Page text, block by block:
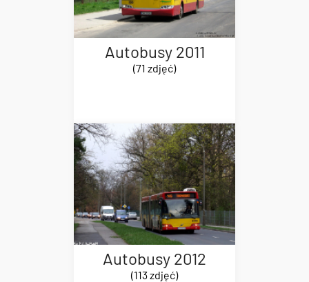
Autobusy 2011
(71 zdjęć)
Autobusy 2012
(113 zdjęć)